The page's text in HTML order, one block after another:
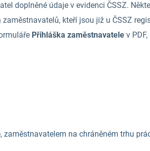
doplněné údaje v evidenci ČSSZ.
kteří jsou již u ČSSZ
Přihláška zaměstnavatele v
na chráněném trhu